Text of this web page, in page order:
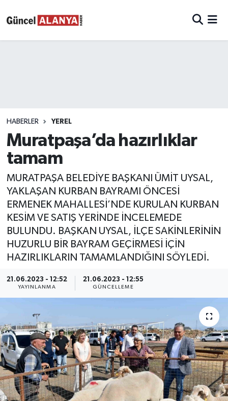
HABERLER YEREL
Muratpaşa’da hazırlıklar
tamam
MURATPAŞA BELEDİYE BAŞKANI ÜMİT UYSAL,
YAKLAŞAN KURBAN BAYRAMI ÖNCESİ
ERMENEK MAHALLESİ’NDE KURULAN KURBAN
KESİM VE SATIŞ YERİNDE İNCELEMEDE
BULUNDU. BAŞKAN UYSAL, İLÇE SAKİNLERİNİN
HUZURLU BİR BAYRAM GEÇİRMESİ İÇİN
HAZIRLIKLARIN TAMAMLANDIĞINI SÖYLEDİ.
21.06.2023 - 12:52
YAYINLANMA
21.06.2023 - 12:55
GÜNCELLEME